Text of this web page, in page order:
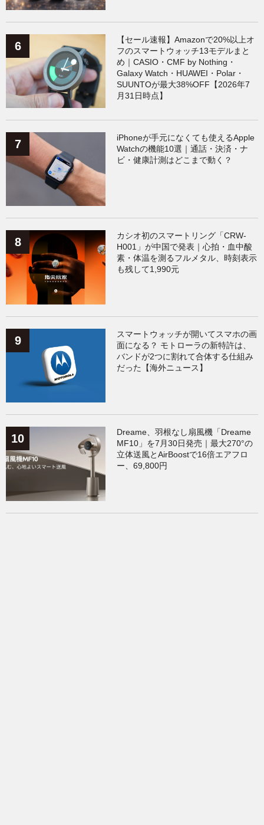
【セール速報】Amazonで20%以上オ
フのスマートウォッチ13モデルまと
め｜CASIO・CMF by Nothing・
Galaxy Watch・HUAWEI・Polar・
SUUNTOが最大38%OFF【2026年7
月31日時点】
iPhoneが手元になくても使えるApple
Watchの機能10選｜通話・決済・ナ
ビ・健康計測はどこまで動く？
カシオ初のスマートリング「CRW-
H001」が中国で発表｜心拍・血中酸
素・体温を測るフルメタル、時刻表示
も残して1,990元
スマートウォッチが開いてスマホの画
面になる？ モトローラの新特許は、
バンドが2つに割れて合体する仕組み
だった【海外ニュース】
Dreame、羽根なし扇風機「Dreame
MF10」を7月30日発売｜最大270°の
立体送風とAirBoostで16倍エアフロ
ー、69,800円